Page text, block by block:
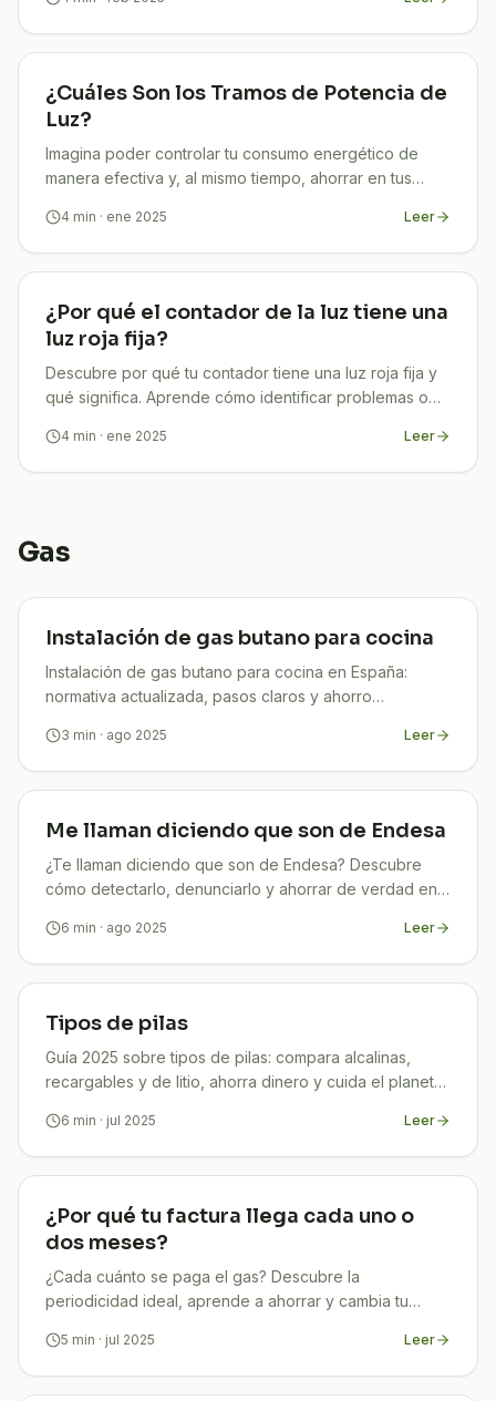
¿Cuáles Son los Tramos de Potencia de
Luz?
Imagina poder controlar tu consumo energético de
manera efectiva y, al mismo tiempo, ahorrar en tus
¡Pero
4 min · ene 2025 Leer
¿Por qué el contador de la luz tiene una
luz roja fija?
Descubre por qué tu contador tiene una luz roja fija y
qué significa. Aprende cómo identificar problemas o
4 min · ene 2025 Leer
Gas
Instalación de gas butano para cocina
Instalación de gas butano para cocina en España:
normativa actualizada, pasos claros y ahorro
3 min · ago 2025 Leer
Me llaman diciendo que son de Endesa
¿Te llaman diciendo que son de Endesa? Descubre
cómo detectarlo, denunciarlo y ahorrar de verdad en
6 min · ago 2025 Leer
Tipos de pilas
Guía 2025 sobre tipos de pilas: compara alcalinas,
recargables y de litio, ahorra dinero y cuida el planeta.
6 min · jul 2025 Leer
¿Por qué tu factura llega cada uno o
dos meses?
¿Cada cuánto se paga el gas? Descubre la
periodicidad ideal, aprende a ahorrar y cambia tu
5 min · jul 2025 Leer